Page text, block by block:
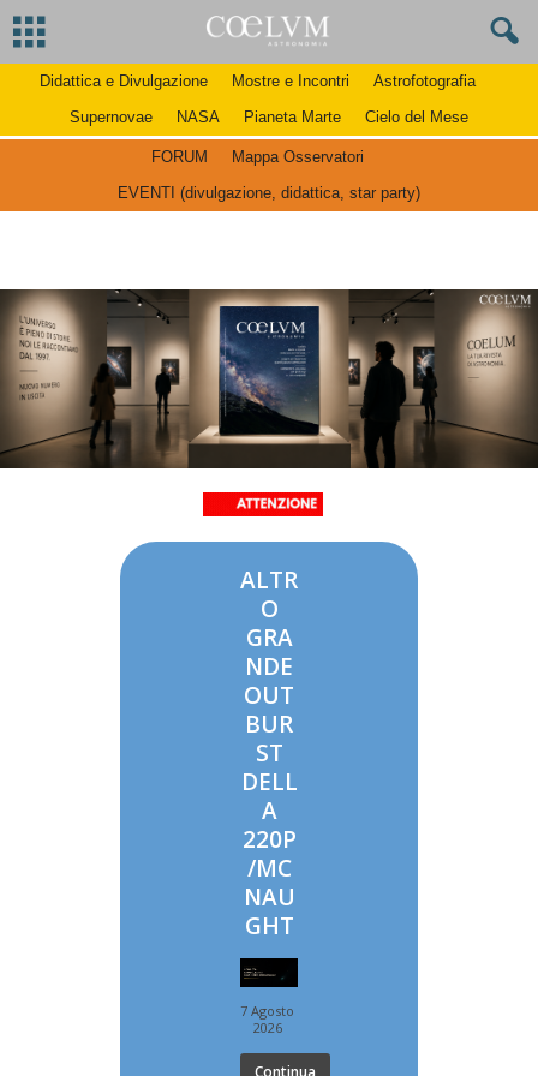
Didattica e Divulgazione Mostre e Incontri
Astrofotografia
Supernovae
NASA Pianeta Marte Cielo del Mese
FORUM
Mappa Osservatori
EVENTI (divulgazione, didattica, star party)
ALTR
O
GRA
NDE
OUT
BUR
ST
DELL
A
220P
/MC
NAU
GHT
7 Agosto
2026
Continua